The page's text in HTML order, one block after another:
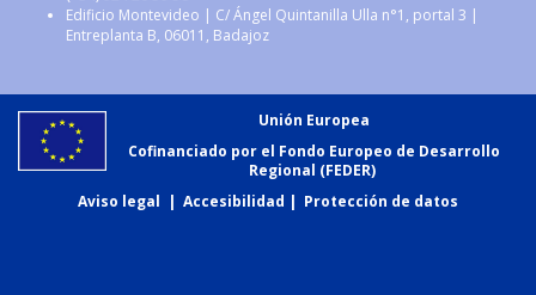
Edificio Montevideo | C/ Ángel Quintanilla Ulla n°1, portal 3 |
Entreplanta B, 06011, Badajoz
Unión Europea
Cofinanciado por el Fondo Europeo de Desarrollo
Regional (FEDER)
Aviso legal | Accesibilidad | Protección de datos